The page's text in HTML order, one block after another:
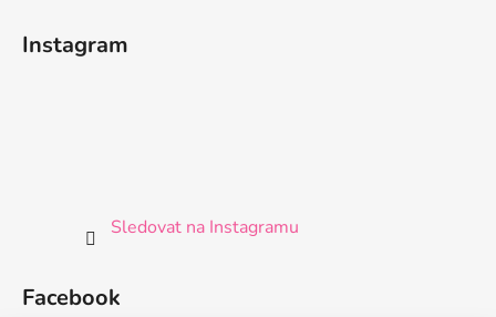
Instagram
Sledovat na Instagramu
Facebook